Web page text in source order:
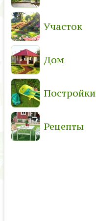
Участок
Дом
Постройки
Рецепты